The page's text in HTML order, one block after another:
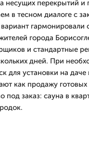
несущих перекрытий и
в тесном диалоге с
гармонировали
города
и стандартные
дней. При
для установки на
как продажу готовых
под заказ: сауна в